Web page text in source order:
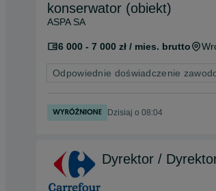
konserwator (obiekt)
ASPA SA
6 000 - 7 000 zł / mies. brutto
Odpowiednie doświadczenie
Dzisiaj o 08:04
Dyrektor /